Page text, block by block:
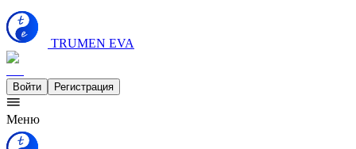
TRUMEN EVA
Войти Регистрация
Меню